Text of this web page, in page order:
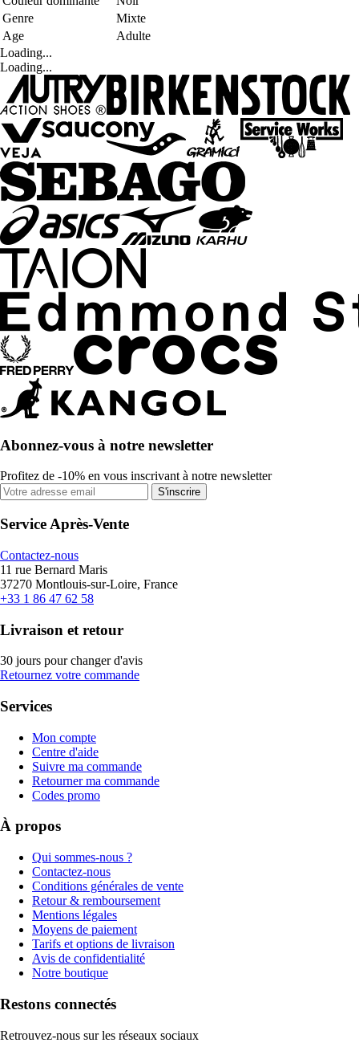
Genre
Mixte
Age
Adulte
Loading...
Loading...
Abonnez-vous à notre newsletter
Profitez de -10% en vous inscrivant à notre newsletter
S'inscrire
Service Après-Vente
Contactez-nous
11 rue Bernard Maris
37270 Montlouis-sur-Loire, France
+33 1 86 47 62 58
Livraison et retour
30 jours pour changer d'avis
Retournez votre commande
Services
Mon compte
Centre d'aide
Suivre ma commande
Retourner ma commande
Codes promo
À propos
Qui sommes-nous ?
Contactez-nous
Conditions générales de vente
Retour & remboursement
Mentions légales
Moyens de paiement
Tarifs et options de livraison
Avis de confidentialité
Notre boutique
Restons connectés
Retrouvez-nous sur les réseaux sociaux